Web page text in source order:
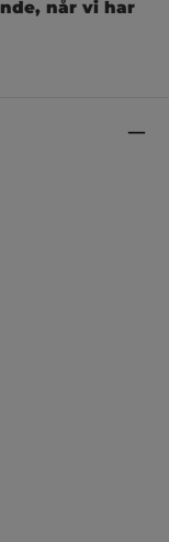
vertikale
og
Øget
korrekt
vil vores
dit
75mm Ved
når vi har